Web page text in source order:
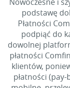
podstawę
Płatności
podpiąć do
dowolnej
płatności
klientów,
płatności (pay-